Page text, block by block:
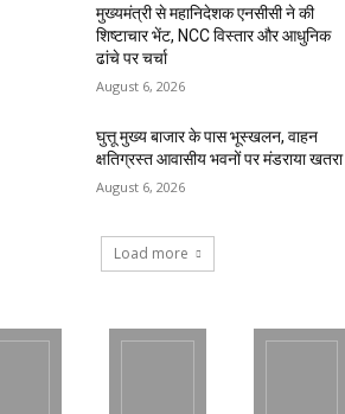
मुख्यमंत्री से महानिदेशक एनसीसी ने की
शिष्टाचार भेंट, NCC विस्तार और आधुनिक
ढांचे पर चर्चा
August 6, 2026
घुत्तू मुख्य बाजार के पास भूस्खलन, वाहन
क्षतिग्रस्त आवासीय भवनों पर मंडराया खतरा
August 6, 2026
Load more